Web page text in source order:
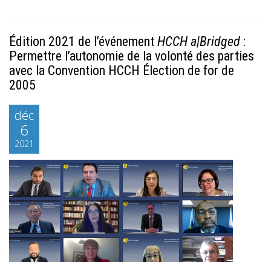
Édition 2021 de l’événement HCCH a|Bridged :
Permettre l’autonomie de la volonté des parties
avec la Convention HCCH Élection de for de
2005
déc
6
2021